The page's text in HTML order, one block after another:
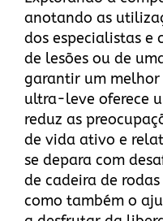
anotando as
dos especialistas e
de lesões ou de
garantir um melhor
ultra-leve oferece
reduz as
de vida ativo e
se depara com
de cadeira de
como também o